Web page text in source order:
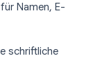
Namen, E-
schriftliche